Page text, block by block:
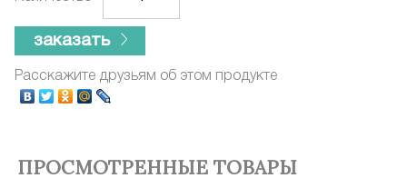
заказать
Расскажите друзьям об этом продукте
ПРОСМОТРЕННЫЕ ТОВАРЫ